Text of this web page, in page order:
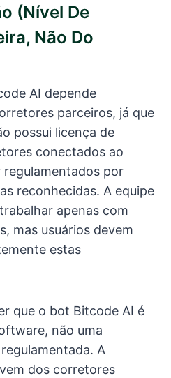
(nível De
Não Do
AI depende
parceiros, já que
possui licença de
conectados ao
regulamentados por
reconhecidas. A equipe
apenas com
mas usuários devem
estas
que o bot Bitcode AI é
não uma
A
dos corretores